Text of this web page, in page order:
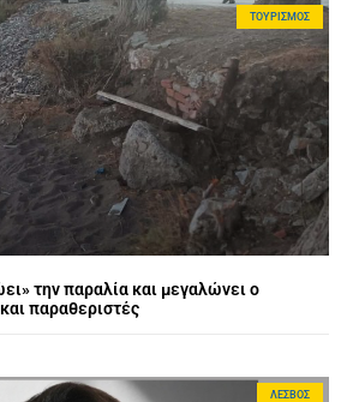
ΤΟΥΡΙΣΜΌΣ
την παραλία και μεγαλώνει ο
παραθεριστές
ΛΈΣΒΟΣ